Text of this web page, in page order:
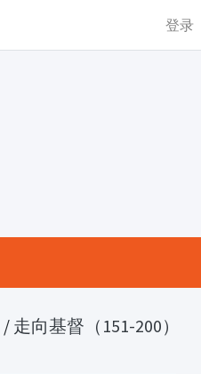
登录
/ 走向基督（151-200）